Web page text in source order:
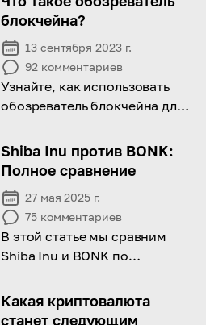
блокчейна?
13 сентября 2023 г.
92 комментариев
Узнайте, как использовать
обозреватель блокчейна для
связанной с блоками,
адресами, прошлыми и
текущими транзакциями в
блокчейне
Shiba Inu против BONK:
Полное сравнение
27 мая 2025 г.
75 комментариев
В этой статье мы сравним
Shiba Inu и BONK по
функционалу.
Какая криптовалюта
станет следующим